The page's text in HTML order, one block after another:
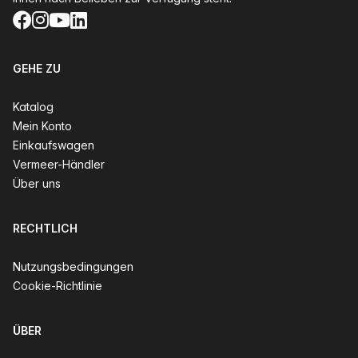
Facebook
Instagram
YouTube
LinkedIn
GEHE ZU
Katalog
Mein Konto
Einkaufswagen
Vermeer-Händler
Über uns
RECHTLICH
Nutzungsbedingungen
Cookie-Richtlinie
ÜBER